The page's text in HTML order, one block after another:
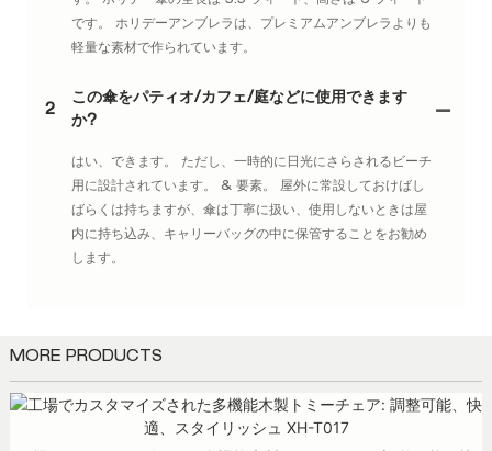
です。 ホリデーアンブレラは、プレミアムアンブレラよりも
軽量な素材で作られています。
2
この傘をパティオ/カフェ/庭などに使用できます
か?
はい、できます。 ただし、一時的に日光にさらされるビーチ
用に設計されています。 & 要素。 屋外に常設しておけばし
ばらくは持ちますが、傘は丁寧に扱い、使用しないときは屋
内に持ち込み、キャリーバッグの中に保管することをお勧め
します。
MORE PRODUCTS